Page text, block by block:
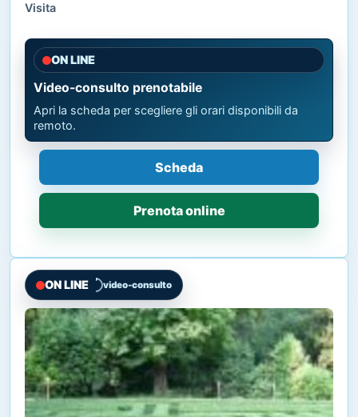
Visita
ON LINE
Video-consulto prenotabile
Apri la scheda per scegliere gli orari disponibili da
remoto.
Scheda
Prenota online
ON LINE video-consulto